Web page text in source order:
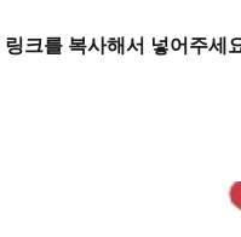
크를 복사해서 넣어주세